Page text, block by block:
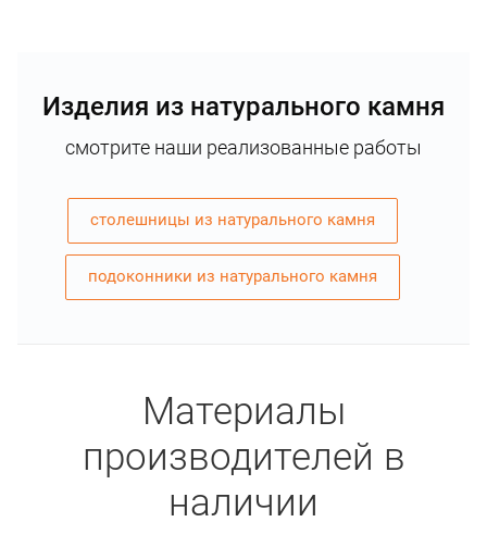
Изделия из натурального камня
смотрите наши реализованные работы
столешницы из натурального камня
подоконники из натурального камня
Материалы
производителей в
наличии